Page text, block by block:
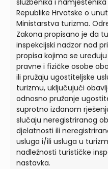
službenika i
Republike Hrvatske o
Ministarstva turizma.
Zakona propisano je da
inspekcijski nadzor nad
propisa kojima se
pravne i fizičke osobe
ili pružaju ugostiteljske
turizmu, uključujući
odnosno pružanje
suprotno izdanom
slučaju neregistriranog
djelatnosti ili
usluga i/ili usluga u
nadležnosti turističke
nastavka.